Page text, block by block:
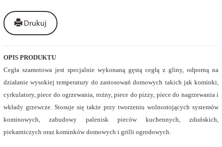
Drukuj
OPIS PRODUKTU
Cegła szamotowa jest specjalnie wykonaną gęstą cegłą z gliny, odporną na
działanie wysokiej temperatury do zastosowań domowych takich jak kominki,
cyrkulatory, piece do ogrzewania, rożny, piece do pizzy, piece do nagrzewania i
wkłady grzewcze. Stosuje się także przy tworzeniu wolnostojących systemów
kominowych, zabudowy palenisk pieców kuchennych, zduńskich,
piekarniczych oraz kominków domowych i grilli ogrodowych.